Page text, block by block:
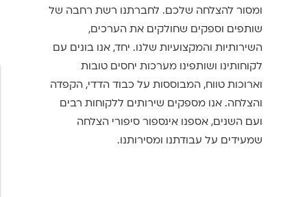
ומסור להצלחה שלכם. לחברתנו רשת רחבה של
שותפים וספקים שחולקים את הערכים,
השירותיות והמקצועיות שלנו. יחד, אנו בונים עם
לקוחותינו ושותפינו מערכות יחסים טובות
וארוכות טווח, המבוססות על כבוד הדדי, הקפדה
והצלחה. אנו מספקים שירותים ללקוחות רבים
ועם השנים, אספנו אינספור סיפורי הצלחה
שמעידים על עבודתנו ומסירותנו.